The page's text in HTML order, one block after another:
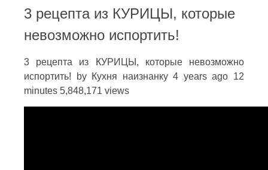
3 рецепта из КУРИЦЫ, которые
невозможно испортить!
3 рецепта из КУРИЦЫ, которые невозможно
испортить! by Кухня наизнанку 4 years ago 12
minutes 5,848,171 views